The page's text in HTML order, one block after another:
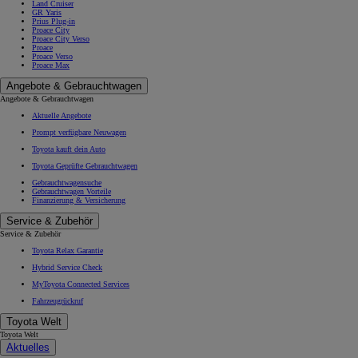
Land Cruiser
GR Yaris
Prius Plug-in
Proace City
Proace City Verso
Proace
Proace Verso
Proace Max
Angebote & Gebrauchtwagen
Angebote & Gebrauchtwagen
Aktuelle Angebote
Prompt verfügbare Neuwagen
Toyota kauft dein Auto
Toyota Geprüfte Gebrauchtwagen
Gebrauchtwagensuche
Gebrauchtwagen Vorteile
Finanzierung & Versicherung
Service & Zubehör
Service & Zubehör
Toyota Relax Garantie
Hybrid Service Check
MyToyota Connected Services
Fahrzeugrückruf
Toyota Welt
Toyota Welt
Aktuelles